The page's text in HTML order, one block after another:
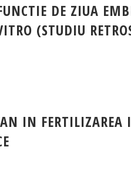
DE ZIUA
(STUDIU
IN FERTILIZAREA